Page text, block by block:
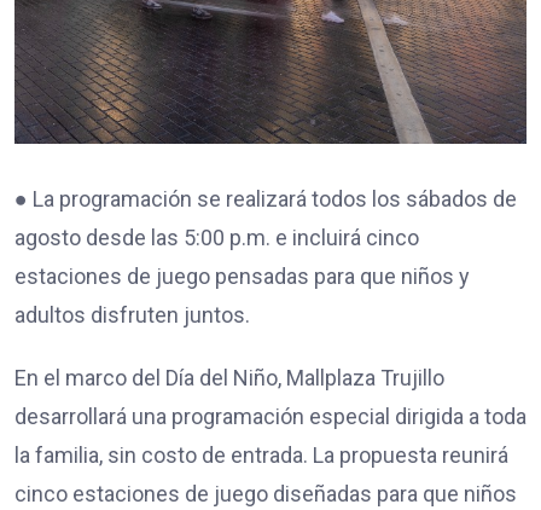
● La programación se realizará todos los sábados de
agosto desde las 5:00 p.m. e incluirá cinco
estaciones de juego pensadas para que niños y
adultos disfruten juntos.
En el marco del Día del Niño, Mallplaza Trujillo
desarrollará una programación especial dirigida a toda
la familia, sin costo de entrada. La propuesta reunirá
cinco estaciones de juego diseñadas para que niños